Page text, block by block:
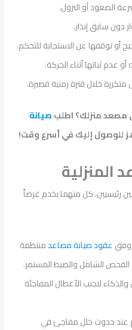
الصعود أو النزول.
دون سابق إنذار.
أو توقفها عن الاستجابة للتحكم.
عدم ثباتها أثناء الحركة.
خلال فترة زمنية قصيرة.
منزلك؟ اطلبصيانة
للوصول إليك في أسرع وقت!
المنزلية
رئيسيين، كل منهما يخدم غرضاً
وفقعقود صيانة مصاعدمنتظمة
الشامل والضبط المستمر.
والذكاء لتجنب الأعطال المفاجئة
عند حدوث خلل مفاجئ في